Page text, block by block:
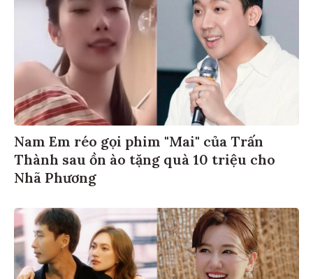
Nam Em réo gọi phim "Mai" của Trấn
Thành sau ồn ào tặng quà 10 triệu cho
Nhã Phương